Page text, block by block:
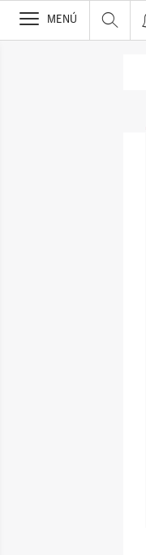
>
MENÚ